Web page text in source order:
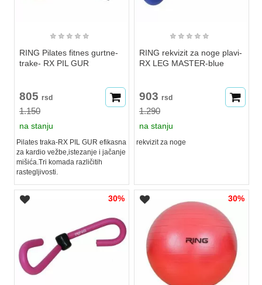
★ ★ ★ ★ ★
RING Pilates fitnes gurtne-
trake- RX PIL GUR
805 rsd
1.150
na stanju
Pilates traka-RX PIL GUR efikasna
za kardio vežbe,istezanje i jačanje
mišića.Tri komada različitih
rastegljivosti.
★ ★ ★ ★ ★
RING rekvizit za noge plavi-
RX LEG MASTER-blue
903 rsd
1.290
na stanju
rekvizit za noge
30% 30%